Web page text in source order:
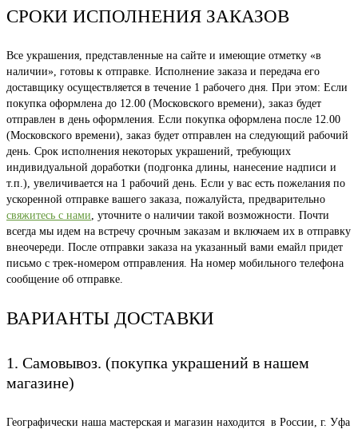
СРОКИ ИСПОЛНЕНИЯ ЗАКАЗОВ
Все украшения, представленные на сайте и имеющие отметку «в
наличии», готовы к отправке. Исполнение заказа и передача его
доставщику осуществляется в течение 1 рабочего дня. При этом: Если
покупка оформлена до 12.00 (Московского времени), заказ будет
отправлен в день оформления. Если покупка оформлена после 12.00
(Московского времени), заказ будет отправлен на следующий рабочий
день. Срок исполнения некоторых украшений, требующих
индивидуальной доработки (подгонка длины, нанесение надписи и
т.п.), увеличивается на 1 рабочий день. Если у вас есть пожелания по
ускоренной отправке вашего заказа, пожалуйста, предварительно
свяжитесь с нами, уточните о наличии такой возможности. Почти
всегда мы идем на встречу срочным заказам и включаем их в отправку
внеочереди. После отправки заказа на указанный вами емайл придет
письмо с трек-номером отправления. На номер мобильного телефона
сообщение об отправке.
ВАРИАНТЫ ДОСТАВКИ
1. Самовывоз. (покупка украшений в нашем
магазине)
Географически наша мастерская и магазин находится в России, г. Уфа